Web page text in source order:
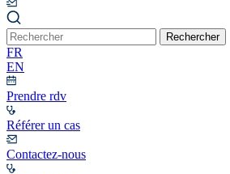
Rechercher
FR
EN
Prendre rdv
Référer un cas
Contactez-nous